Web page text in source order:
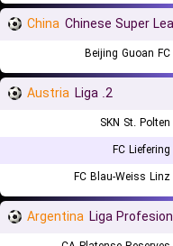
China Chinese Super
Beijing Guoan FC
Austria 2. Liga
SKN St. Polten
FC Liefering
FC Blau-Weiss Linz
Argentina Liga